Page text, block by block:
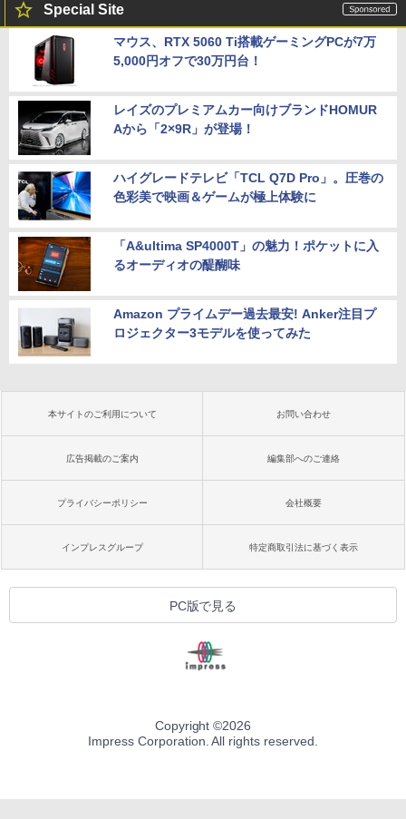
Special Site
マウス、RTX 5060 Ti搭載ゲーミングPCが7万
5,000円オフで30万円台！
レイズのプレミアムカー向けブランドHOMUR
Aから「2×9R」が登場！
ハイグレードテレビ「TCL Q7D Pro」。圧巻の
色彩美で映画＆ゲームが極上体験に
「A&ultima SP4000T」の魅力！ポケットに入
るオーディオの醍醐味
Amazon プライムデー過去最安! Anker注目プ
ロジェクター3モデルを使ってみた
本サイトのご利用について お問い合わせ
広告掲載のご案内 編集部へのご連絡
プライバシーポリシー 会社概要
インプレスグループ 特定商取引法に基づく表示
PC版で見る
Copyright ©2026
Impress Corporation. All rights reserved.